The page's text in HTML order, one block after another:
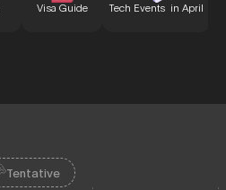
Visa Guide Tech Events in April
Tentative